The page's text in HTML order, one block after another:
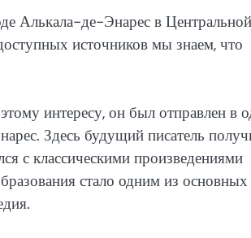
Алькала-де-Энарес в Центральной
источников мы знаем, что
интересу, он был отправлен в
Здесь будущий писатель
с классическими произведениями
стало одним из основных